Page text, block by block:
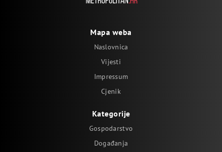
Mapa weba
Naslovnica
Vijesti
Impressum
Cjenik
Kategorije
Gospodarstvo
Događanja